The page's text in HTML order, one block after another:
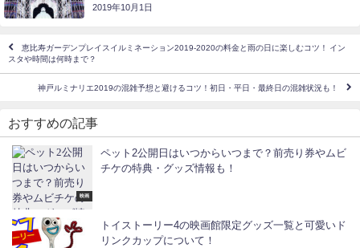
2019年10月1日
恵比寿ガーデンプレイスイルミネーション2019-2020の料金と雨の日に楽しむコツ！ イン
スタや時間は何時まで？
神戸ルミナリエ2019の混雑予想と避けるコツ！初日・平日・最終日の混雑状況も！
おすすめの記事
映画
ペット2公開日はいつからいつまで？前売り券やムビ
チケの特典・グッズ情報も！
トイストーリー4の映画館限定グッズ一覧と可愛いド
リンクカップについて！